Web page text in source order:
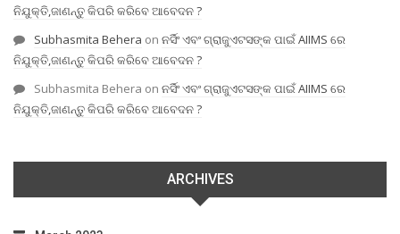
ନିଯୁକ୍ତି,ଜାଣନ୍ତୁ କିପରି କରିବେ ଆବେଦନ ?
Subhasmita Behera on ନର୍ସିଂ ଏବଂ ଗ୍ରାଜୁଏଟସଙ୍କ ପାଇଁ AIIMS ରେ
ନିଯୁକ୍ତି,ଜାଣନ୍ତୁ କିପରି କରିବେ ଆବେଦନ ?
Subhasmita Behera on ନର୍ସିଂ ଏବଂ ଗ୍ରାଜୁଏଟସଙ୍କ ପାଇଁ AIIMS ରେ
ନିଯୁକ୍ତି,ଜାଣନ୍ତୁ କିପରି କରିବେ ଆବେଦନ ?
ARCHIVES